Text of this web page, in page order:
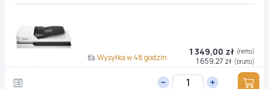
Wysyłka w 48 godzin
1 349,00 zł (netto)
1 659,27 zł (brutto)